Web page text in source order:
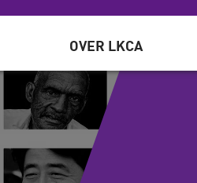
OVER LKCA